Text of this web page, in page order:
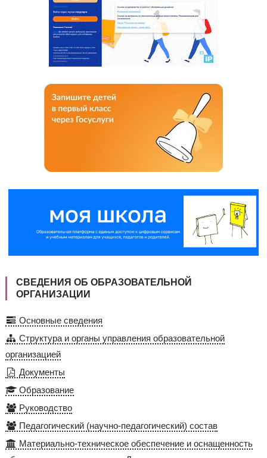
СВЕДЕНИЯ ОБ ОБРАЗОВАТЕЛЬНОЙ
ОРГАНИЗАЦИИ
Основные сведения
Структура и органы управления образовательной
организацией
Документы
Образование
Руководство
Педагогический (научно-педагогический) состав
Материально-техническое обеспечение и оснащенность